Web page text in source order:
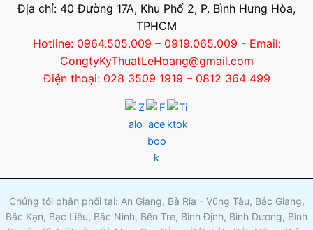
Địa chỉ: 40 Đường 17A, Khu Phố 2, P. Bình Hưng Hòa,
TPHCM
Hotline: 0964.505.009 – 0919.065.009 - Email:
CongtyKyThuatLeHoang@gmail.com
Điện thoại: 028 3509 1919 – 0812 364 499
Chúng tôi phân phối tại: An Giang, Bà Rịa - Vũng Tàu, Bắc Giang,
Bắc Kạn, Bạc Liêu, Bắc Ninh, Bến Tre, Bình Định, Bình Dương, Bình